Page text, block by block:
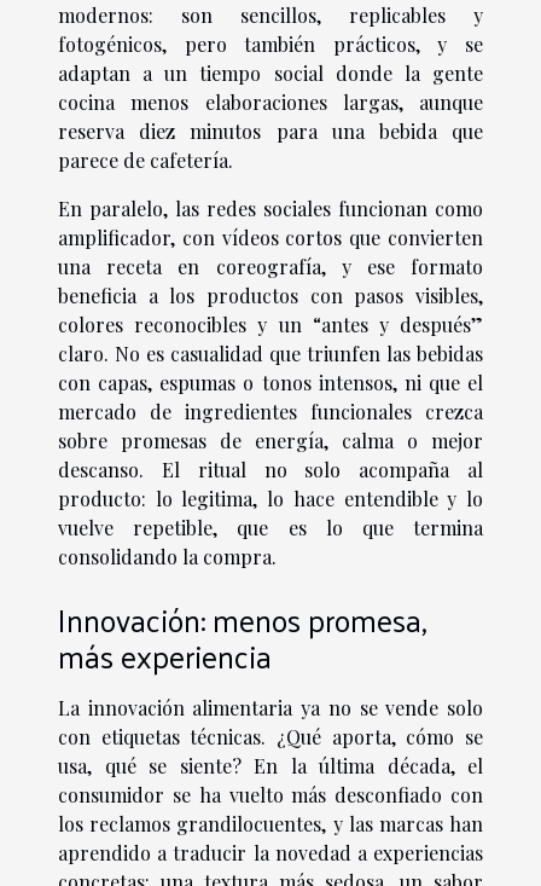
modernos: son sencillos, replicables y
fotogénicos, pero también prácticos, y se
adaptan a un tiempo social donde la gente
cocina menos elaboraciones largas, aunque
reserva diez minutos para una bebida que
parece de cafetería.
En paralelo, las redes sociales funcionan como
amplificador, con vídeos cortos que convierten
una receta en coreografía, y ese formato
beneficia a los productos con pasos visibles,
colores reconocibles y un “antes y después”
claro. No es casualidad que triunfen las bebidas
con capas, espumas o tonos intensos, ni que el
mercado de ingredientes funcionales crezca
sobre promesas de energía, calma o mejor
descanso. El ritual no solo acompaña al
producto: lo legitima, lo hace entendible y lo
vuelve repetible, que es lo que termina
consolidando la compra.
Innovación: menos promesa,
más experiencia
La innovación alimentaria ya no se vende solo
con etiquetas técnicas. ¿Qué aporta, cómo se
usa, qué se siente? En la última década, el
consumidor se ha vuelto más desconfiado con
los reclamos grandilocuentes, y las marcas han
aprendido a traducir la novedad a experiencias